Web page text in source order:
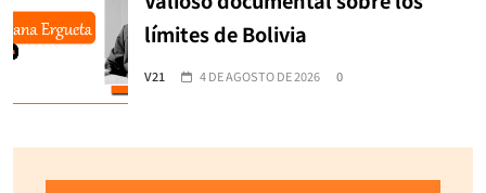
límites de Bolivia
V21 4 DE AGOSTO DE 2026 0